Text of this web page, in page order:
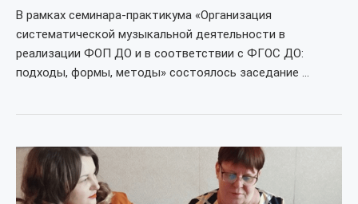
В рамках семинара-практикума «Организация
систематической музыкальной деятельности в
реализации ФОП ДО и в соответствии с ФГОС ДО:
подходы, формы, методы» состоялось заседание …